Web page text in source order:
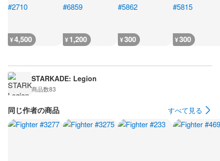
¥4,500 ¥1,200 ¥300 ¥300
STARKADE: Legion
商品数83
同じ作者の商品 すべて見る